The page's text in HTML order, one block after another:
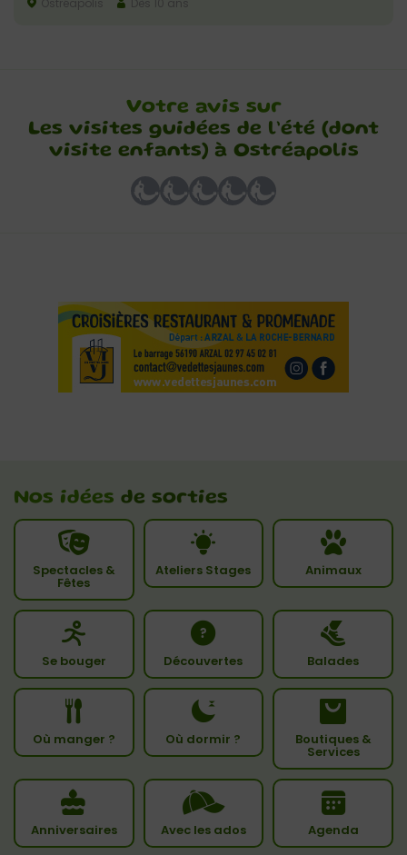
Votre avis sur
Les visites guidées de l’été (dont
visite enfants) à Ostréapolis
Nos idées de sorties
Spectacles &
Fêtes
Ateliers Stages Animaux
Se bouger Découvertes Balades
Où manger ? Où dormir ? Boutiques &
Services
Anniversaires Avec les ados Agenda